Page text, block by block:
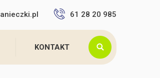
61 28 20 985
KONTAKT